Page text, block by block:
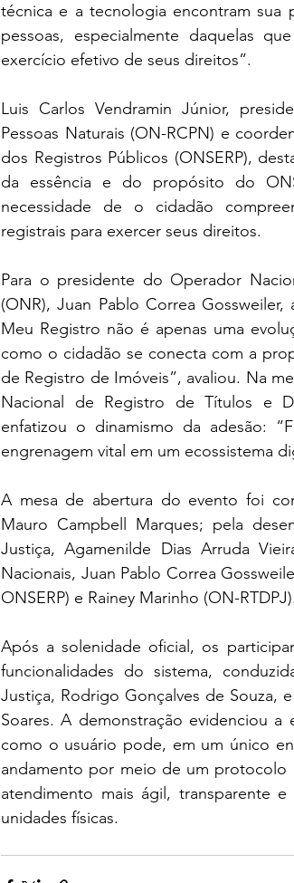
técnica e a tecnologia encontram sua
pessoas, especialmente daquelas
exercício efetivo de seus direitos”.
Luis Carlos Vendramin Júnior,
Pessoas Naturais (ON-RCPN) e
dos Registros Públicos (ONSERP),
da essência e do propósito do
necessidade de o cidadão
registrais para exercer seus direitos.
Para o presidente do Operador
(ONR), Juan Pablo Correa
Meu Registro não é apenas uma
como o cidadão se conecta com a
de Registro de Imóveis”, avaliou. Na
Nacional de Registro de Títulos e
enfatizou o dinamismo da adesão:
engrenagem vital em um ecossistema
A mesa de abertura do evento foi
Mauro Campbell Marques; pela
Justiça, Agamenilde Dias Arruda
Nacionais, Juan Pablo Correa
ONSERP) e Rainey Marinho (ON-RTDPJ).
Após a solenidade oficial, os
funcionalidades do sistema,
Justiça, Rodrigo Gonçalves de Souza,
Soares. A demonstração evidenciou
como o usuário pode, em um único
andamento por meio de um protocolo
atendimento mais ágil, transparente
unidades físicas.